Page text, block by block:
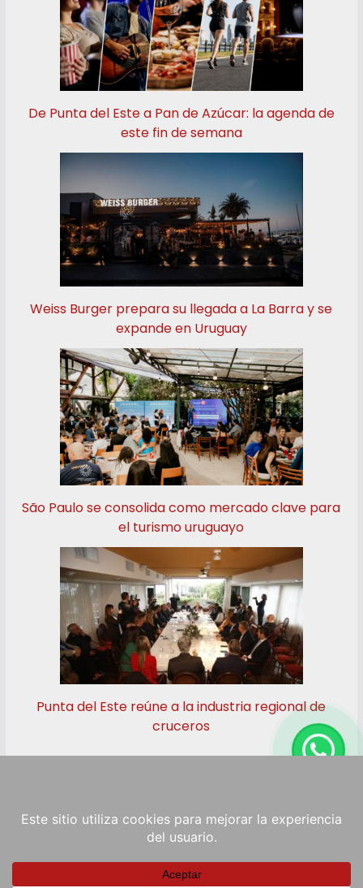
De Punta del Este a Pan de Azúcar: la agenda de
este fin de semana
Weiss Burger prepara su llegada a La Barra y se
expande en Uruguay
São Paulo se consolida como mercado clave para
el turismo uruguayo
Punta del Este reúne a la industria regional de
cruceros
RadioViva FM. Powered by